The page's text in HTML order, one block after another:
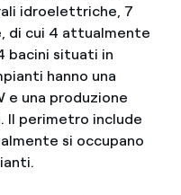
idroelettriche, 7
di cui 4 attualmente
bacini situati in
hanno una
e una produzione
Il perimetro include
si occupano